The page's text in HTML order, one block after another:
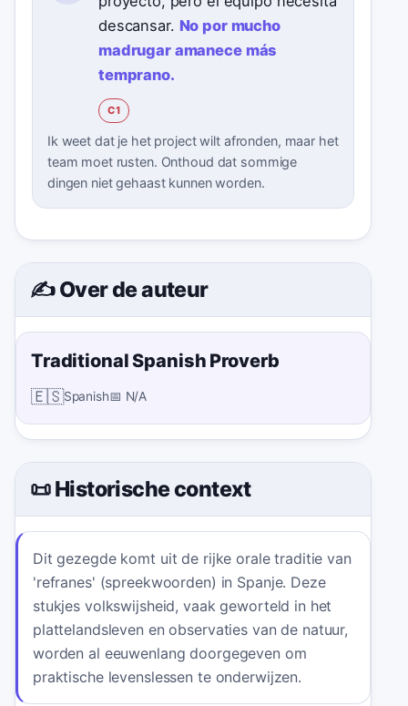
descansar. No por mucho
madrugar amanece más
temprano.
C1
Ik weet dat je het project wilt afronden, maar het
team moet rusten. Onthoud dat sommige
dingen niet gehaast kunnen worden.
✍️ Over de auteur
Traditional Spanish Proverb
🇪🇸Spanish📅 N/A
📜 Historische context
Dit gezegde komt uit de rijke orale traditie van
'refranes' (spreekwoorden) in Spanje. Deze
stukjes volkswijsheid, vaak geworteld in het
plattelandsleven en observaties van de natuur,
worden al eeuwenlang doorgegeven om
praktische levenslessen te onderwijzen.